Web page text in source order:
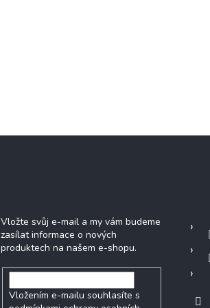
Vložte svůj e-mail a my vám budeme
zasílat informace o nových
produktech na našem e-shopu.
Vložením e-mailu souhlasíte s